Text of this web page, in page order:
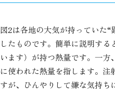
図2は各地の大気が持っていた
したものです。簡単に説明す
います）が持つ熱量です。一
に使われた熱量を指します。
すが、ひんやりして嫌な気持